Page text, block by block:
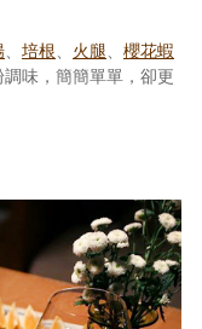
、 培根、 火腿、 櫻花蝦
味，簡簡單單，卻更